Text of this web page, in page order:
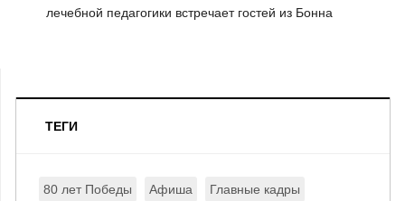
лечебной педагогики встречает гостей из Бонна
ТЕГИ
80 лет Победы Афиша Главные кадры